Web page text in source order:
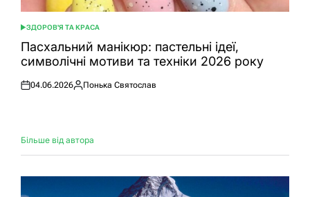
ОПУБЛІКУВАТИ
У
ЗДОРОВ'Я ТА КРАСА
Пасхальний манікюр: пастельні ідеї,
символічні мотиви та техніки 2026 року
Оприлюднено
04.06.2026
Опубліковано
Понька Святослав
Більше від автора